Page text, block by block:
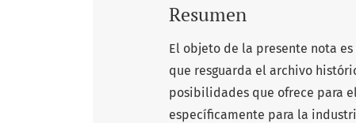
Resumen
El objeto de la presente nota
que resguarda el archivo
posibilidades que ofrece para
específicamente para la